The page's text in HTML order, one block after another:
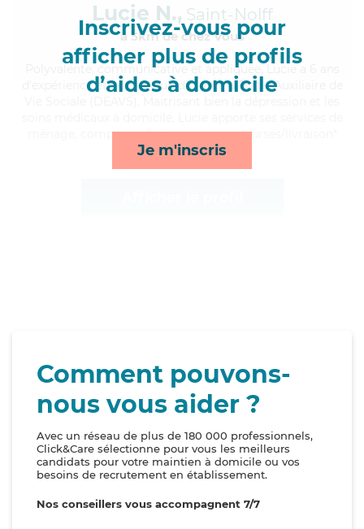
Inscrivez-vous pour
afficher plus de profils
d’aides à domicile
Je m'inscris
Lucie N., Saint-Nolff
à 5km de chez Vous
, communicative et appliquée, Lucie a 6 ans
d'expérience et possède un diplôme d'État d'Auxiliaire de
ménage, compagnie/loisirs, repas et courses/livraison*
Comment pouvons-
nous vous aider ?
Avec un réseau de plus de 180 000 professionnels,
Click&Care sélectionne pour vous les meilleurs
candidats pour votre maintien à domicile ou vos
besoins de recrutement en établissement.
Nos conseillers vous accompagnent 7/7